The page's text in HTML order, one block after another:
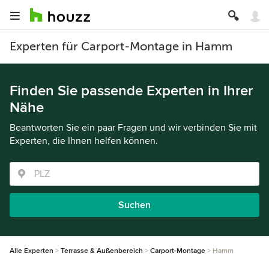
Experten für Carport-Montage in Hamm
Finden Sie passende Experten in Ihrer
Nähe
Beantworten Sie ein paar Fragen und wir verbinden Sie mit
Experten, die Ihnen helfen können.
Suchen
Alle Experten Terrasse & Außenbereich Carport-Montage Hamm